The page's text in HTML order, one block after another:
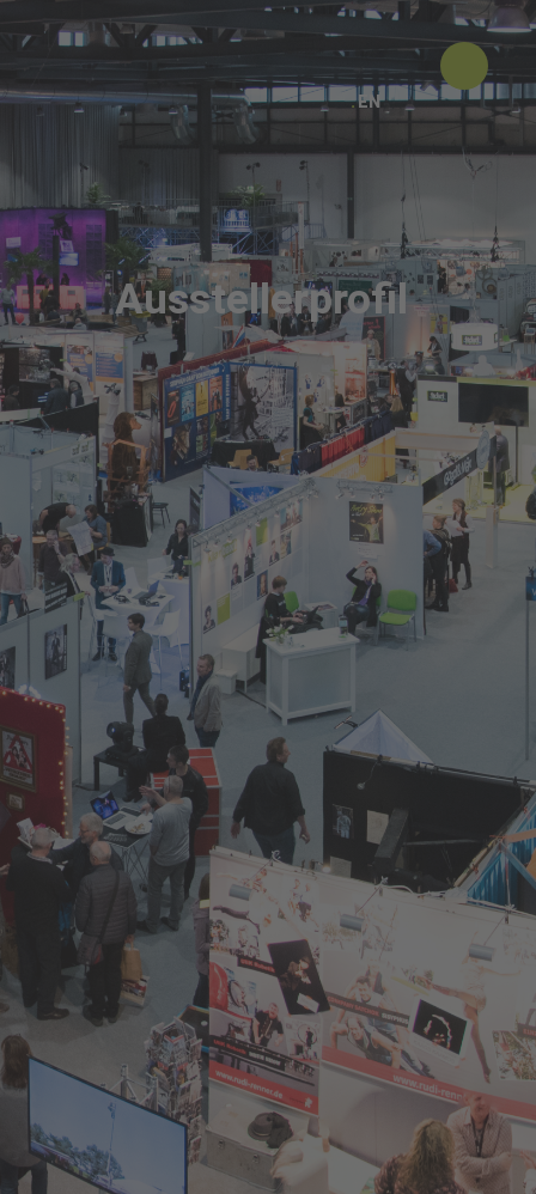
EN
Ausstellerprofil